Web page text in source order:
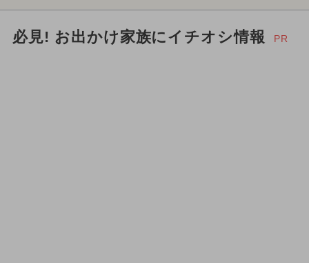
必見! お出かけ家族にイチオシ情報 PR